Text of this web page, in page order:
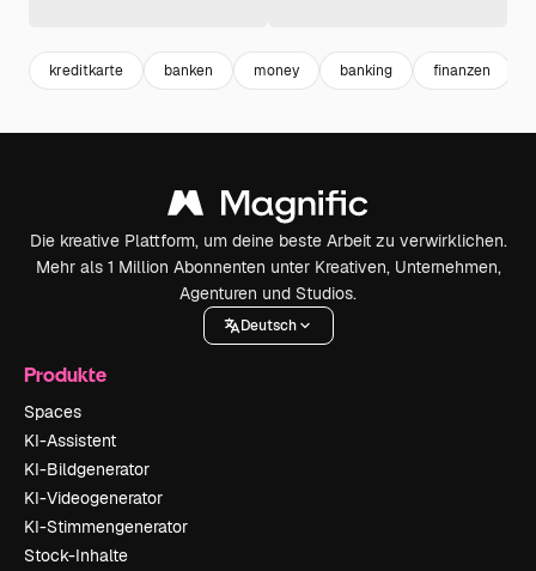
kreditkarte banken money banking finanzen
Die kreative Plattform, um deine beste Arbeit zu verwirklichen.
Mehr als 1 Million Abonnenten unter Kreativen, Unternehmen,
Agenturen und Studios.
Deutsch
Produkte
Spaces
KI-Assistent
KI-Bildgenerator
KI-Videogenerator
KI-Stimmengenerator
Stock-Inhalte